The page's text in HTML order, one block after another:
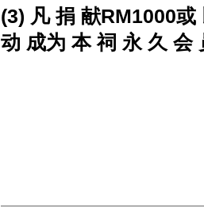
(3) 凡 捐 献RM1000或
动 成为 本 祠 永 久 会